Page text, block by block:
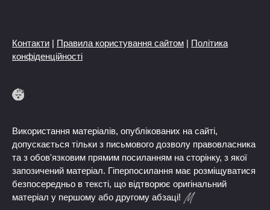
Контакти | Правила користування сайтом | Політика
конфіденційності
Використання матеріалів, опублікованих на сайті,
допускається тільки з письмового дозволу правовласника
та з обов'язковим прямим посиланням на сторінку, з якої
запозичений матеріал. Гіперпосилання має розміщуватися
безпосередньо в тексті, що відтворює оригінальний
матеріал у першому або другому абзаці!